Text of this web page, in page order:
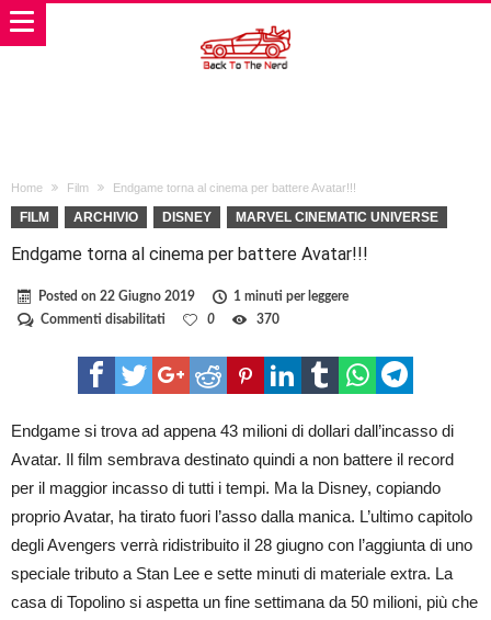
Home Film Endgame torna al cinema per battere Avatar!!!
FILM ARCHIVIO DISNEY MARVEL CINEMATIC UNIVERSE
Endgame torna al cinema per battere Avatar!!!
Posted on 22 Giugno 2019
1 minuti per leggere
Commenti disabilitati
al
cinema
Avatar!!!
0 370
Endgame si trova ad appena 43 milioni di dollari dall’incasso di
Avatar. Il film sembrava destinato quindi a non battere il record
per il maggior incasso di tutti i tempi. Ma la Disney, copiando
proprio Avatar, ha tirato fuori l’asso dalla manica. L’ultimo capitolo
degli Avengers verrà ridistribuito il 28 giugno con l’aggiunta di uno
speciale tributo a Stan Lee e sette minuti di materiale extra. La
casa di Topolino si aspetta un fine settimana da 50 milioni, più che